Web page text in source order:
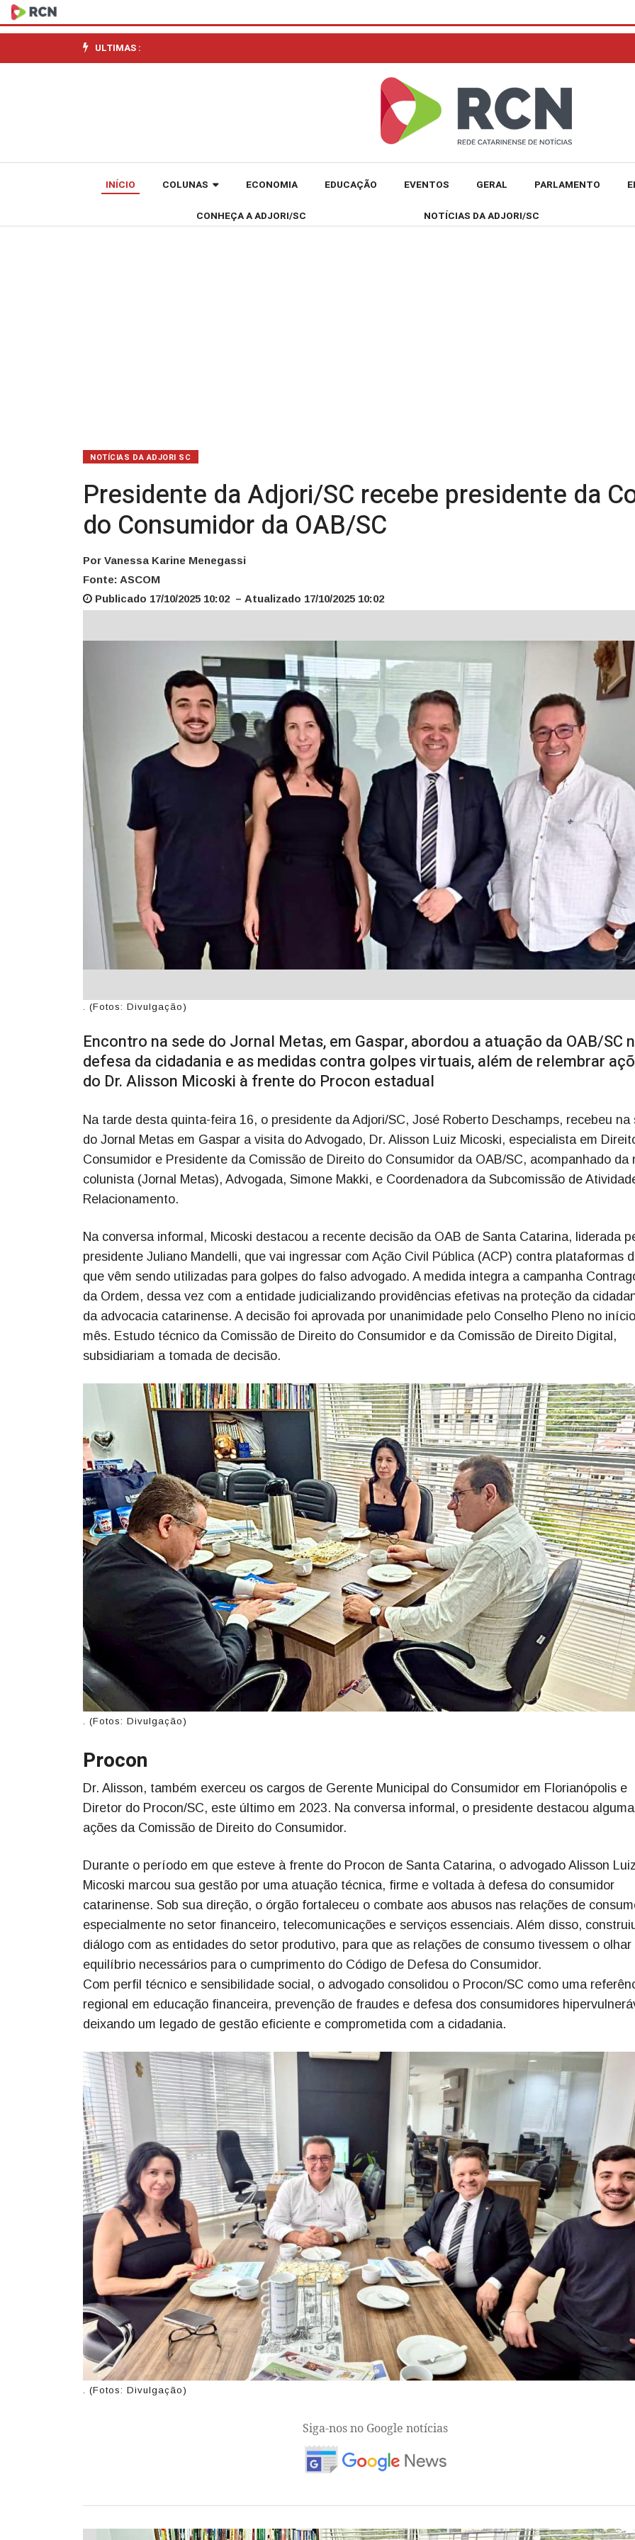
Presidente
da
Adjori/SC
da
Comissão
ULTIMAS :
INÍCIO COLUNAS ECONOMIA EDUCAÇÃO EVENTOS GERAL PARLAMENTO
CONHEÇA A ADJORI/SC NOTÍCIAS DA ADJORI/SC
NOTÍCIAS DA ADJORI SC
Presidente da Adjori/SC recebe presidente da
do Consumidor da OAB/SC
Por Vanessa Karine Menegassi
Fonte: ASCOM
Publicado 17/10/2025 10:02 – Atualizado 17/10/2025 10:02
. (Fotos: Divulgação)
Encontro na sede do Jornal Metas, em Gaspar, abordou a atuação da OAB/SC
defesa da cidadania e as medidas contra golpes virtuais, além de relembrar
do Dr. Alisson Micoski à frente do Procon estadual
Na tarde desta quinta-feira 16, o presidente da Adjori/SC, José Roberto Deschamps, recebeu na
do Jornal Metas em Gaspar a visita do Advogado, Dr. Alisson Luiz Micoski, especialista em
Consumidor e Presidente da Comissão de Direito do Consumidor da OAB/SC, acompanhado da
colunista (Jornal Metas), Advogada, Simone Makki, e Coordenadora da Subcomissão de
Relacionamento.
Na conversa informal, Micoski destacou a recente decisão da OAB de Santa Catarina, liderada
presidente Juliano Mandelli, que vai ingressar com Ação Civil Pública (ACP) contra plataformas
que vêm sendo utilizadas para golpes do falso advogado. A medida integra a campanha
da Ordem, dessa vez com a entidade judicializando providências efetivas na proteção da
da advocacia catarinense. A decisão foi aprovada por unanimidade pelo Conselho Pleno no
mês. Estudo técnico da Comissão de Direito do Consumidor e da Comissão de Direito Digital,
subsidiariam a tomada de decisão.
. (Fotos: Divulgação)
Procon
Dr. Alisson, também exerceu os cargos de Gerente Municipal do Consumidor em Florianópolis e
Diretor do Procon/SC, este último em 2023. Na conversa informal, o presidente destacou
ações da Comissão de Direito do Consumidor.
Durante o período em que esteve à frente do Procon de Santa Catarina, o advogado Alisson
Micoski marcou sua gestão por uma atuação técnica, firme e voltada à defesa do consumidor
catarinense. Sob sua direção, o órgão fortaleceu o combate aos abusos nas relações de
especialmente no setor financeiro, telecomunicações e serviços essenciais. Além disso,
diálogo com as entidades do setor produtivo, para que as relações de consumo tivessem o olhar
equilíbrio necessários para o cumprimento do Código de Defesa do Consumidor.
Com perfil técnico e sensibilidade social, o advogado consolidou o Procon/SC como uma
regional em educação financeira, prevenção de fraudes e defesa dos consumidores
deixando um legado de gestão eficiente e comprometida com a cidadania.
. (Fotos: Divulgação)
Siga-nos no Google notícias